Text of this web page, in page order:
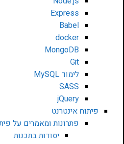
Express
Babel
docker
MongoDB
Git
לימוד MySQL
SASS
jQuery
פיתוח אינטרנט
פתרונות ומאמרים על
יסודות בתכנות